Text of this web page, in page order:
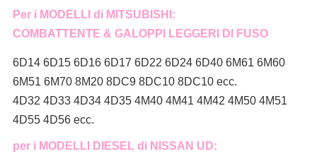
Per i MODELLI di MITSUBISHI:
COMBATTENTE & GALOPPI LEGGERI DI FUSO
6D14 6D15 6D16 6D17 6D22 6D24 6D40 6M61 6M60
6M51 6M70 8M20 8DC9 8DC10 8DC10 ecc.
4D32 4D33 4D34 4D35 4M40 4M41 4M42 4M50 4M51
4D55 4D56 ecc.
per i MODELLI DIESEL di NISSAN UD: